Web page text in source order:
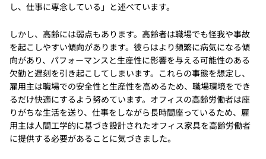
し、仕事に専念している」と述べています。
しかし、高齢には弱点もあります。高齢者は職場でも怪我や事故
を起こしやすい傾向があります。彼らはより頻繁に病気になる傾
向があり、パフォーマンスと生産性に影響を与える可能性のある
欠勤と遅刻を引き起こしてしまいます。これらの事態を想定し、
雇用主は職場での安全性と生産性を高めるため、職場環境をでき
るだけ快適にするよう努めています。オフィスの高齢労働者は座
りがちな生活を送り、仕事をしながら長時間座っているため、雇
用主は人間工学的に基づき設計されたオフィス家具を高齢労働者
に提供する必要があることに気づきました。